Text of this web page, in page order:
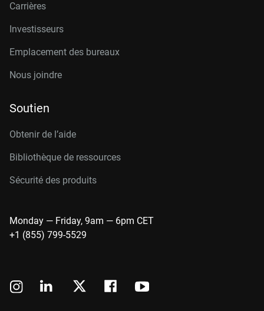
Carrières
Investisseurs
Emplacement des bureaux
Nous joindre
Soutien
Obtenir de l’aide
Bibliothèque de ressources
Sécurité des produits
Monday — Friday, 9am — 6pm CET
+1 (855) 799-5529